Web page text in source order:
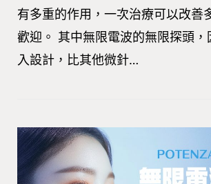
有多重的作用，一次治療可以改善
歡迎。 其中無限電波的無限探頭
入設計，比其他微針…